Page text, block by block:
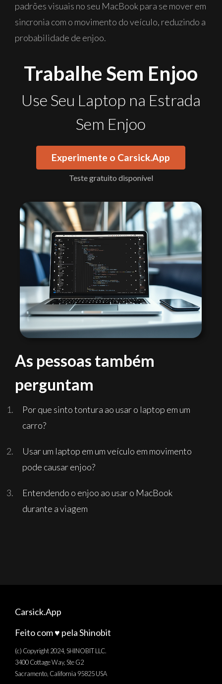
padrões visuais no seu MacBook para se mover em
sincronia com o movimento do veículo, reduzindo a
probabilidade de enjoo.
Trabalhe Sem Enjoo
Use Seu Laptop na Estrada
Sem Enjoo
Experimente o Carsick.App
Teste gratuito disponível
As pessoas também
perguntam
Por que sinto tontura ao usar o laptop em um
carro?
Usar um laptop em um veículo em movimento
pode causar enjoo?
Entendendo o enjoo ao usar o MacBook
durante a viagem
Carsick.App
Feito com ♥️ pela Shinobit
(c) Copyright 2024, SHINOBIT LLC.
3400 Cottage Way, Ste G2
Sacramento, California 95825 USA